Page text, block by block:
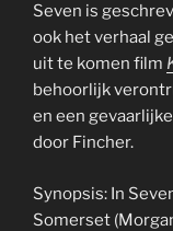
Seven is
ook het verhaal
uit te komen film
behoorlijk
en een
door Fincher.
Synopsis: In
Somerset